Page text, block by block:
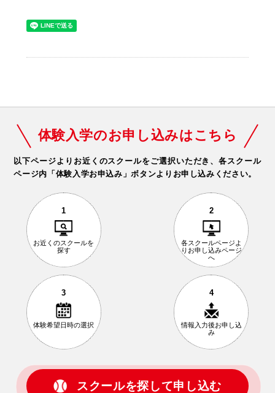
体験入学のお申し込みはこちら
以下ページよりお近くのスクールをご選択いただき、各スクール
ページ内「体験入学お申込み」ボタンよりお申し込みください。
1
お近くのスクールを
探す
2
各スクールページ よ
りお申し込みページ
へ
3
体験希望日時の選択
4
情報入力後お申し込
み
スクールを探して申し込む